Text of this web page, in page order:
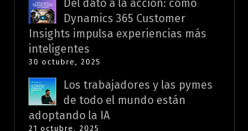
Del dato a la acción: cómo
Dynamics 365 Customer
Insights impulsa experiencias más
inteligentes
30 octubre, 2025
Los trabajadores y las pymes
de todo el mundo están
adoptando la IA
21 octubre, 2025